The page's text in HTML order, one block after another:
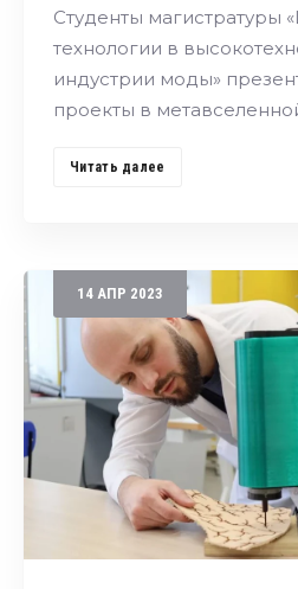
Студенты магистратуры
технологии в
индустрии моды»
проекты в
Читать далее
14 АПР 2023